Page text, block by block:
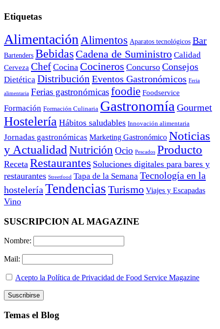
Etiquetas
Alimentación Alimentos Aparatos tecnológicos Bar
Bartenders Bebidas Cadena de Suministro Calidad
Cerveza Chef Cocina Cocineros Concurso Consejos
Dietética Distribución Eventos Gastronómicos Feria
alimentaria Ferias gastronómicasfoodie Foodservice
Formación Formación Culinaria Gastronomía Gourmet
Hostelería Hábitos saludables Innovación alimentaria
Jornadas gastronómicas Marketing Gastronómico Noticias
y Actualidad Nutrición Ocio Pescados Producto
Receta Restaurantes Soluciones digitales para bares y
restaurantes Streetfood Tapa de la Semana Tecnología en la
hostelería Tendencias Turismo Viajes y Escapadas
Vino
SUSCRIPCION AL MAGAZINE
Nombre:
Mail:
Acepto la Política de Privacidad de Food Service Magazine
Temas el Blog